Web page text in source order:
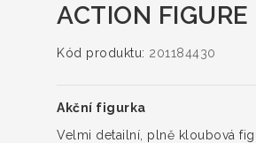
ACTION FIGURE
Kód produktu: 201184430
Akční figurka
Velmi detailní, plně kloubová